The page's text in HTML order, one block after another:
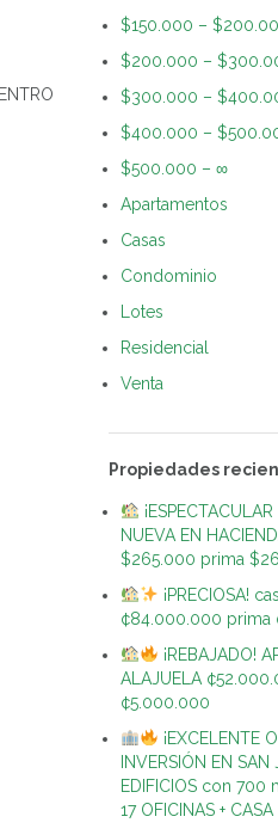
$150.000 –
$200.000 –
$300.000 –
$400.000 –
$500.000 – ∞
Apartamentos
Casas
Condominio
Lotes
Residencial
Venta
Propiedades
NUEVA EN
$265.000 prima
¡PRECIOSA!
¢84.000.000 prima
¡REBAJADO!
ALAJUELA
¢5.000.000
¡EXCELENTE
INVERSIÓN EN SAN
EDIFICIOS con
17 OFICINAS +